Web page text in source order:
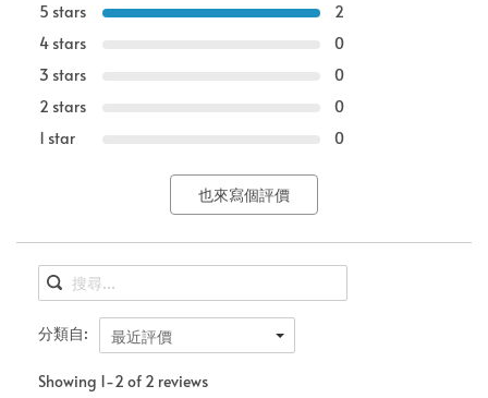
5 stars
2
4 stars
0
3 stars
0
2 stars
0
1 star
0
也來寫個評價
分類自: 最近評價
Showing 1-2 of 2 reviews